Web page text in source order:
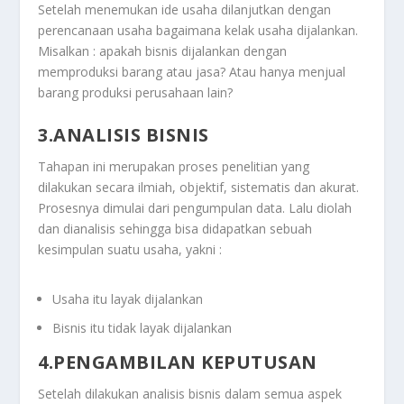
Setelah menemukan ide usaha dilanjutkan dengan
perencanaan usaha bagaimana kelak usaha dijalankan.
Misalkan : apakah bisnis dijalankan dengan
memproduksi barang atau jasa? Atau hanya menjual
barang produksi perusahaan lain?
3.ANALISIS BISNIS
Tahapan ini merupakan proses penelitian yang
dilakukan secara ilmiah, objektif, sistematis dan akurat.
Prosesnya dimulai dari pengumpulan data. Lalu diolah
dan dianalisis sehingga bisa didapatkan sebuah
kesimpulan suatu usaha, yakni :
Usaha itu layak dijalankan
Bisnis itu tidak layak dijalankan
4.PENGAMBILAN KEPUTUSAN
Setelah dilakukan analisis bisnis dalam semua aspek